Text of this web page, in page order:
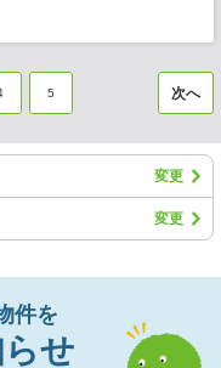
5 次へ
変更
変更
件を
せ